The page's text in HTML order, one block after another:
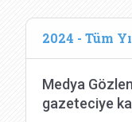
2024 - Tüm
Medya
gazeteciye